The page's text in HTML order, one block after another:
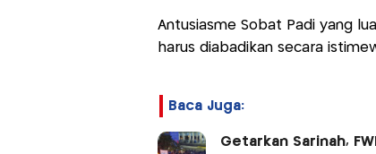
Antusiasme Sobat Padi yang
harus diabadikan secara
Baca Juga:
Getarkan Sarinah,